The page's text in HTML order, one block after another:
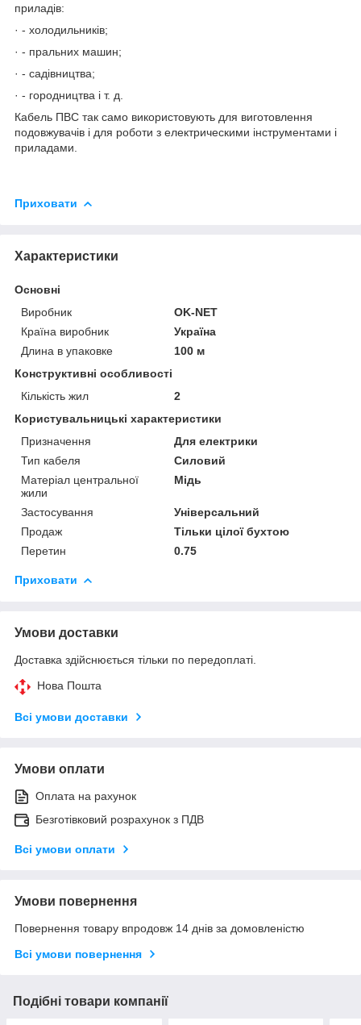
приладів:
· - холодильників;
· - пральних машин;
· - садівництва;
· - городництва і т. д.
Кабель ПВС так само використовують для виготовлення
подовжувачів і для роботи з електрическими інструментами і
приладами.
Приховати
Характеристики
Основні
Виробник
OK-NET
Країна виробник
Україна
Длина в упаковке
100 м
Конструктивні особливості
Кількість жил
2
Користувальницькі характеристики
Призначення
Для електрики
Тип кабеля
Силовий
Матеріал центральної
жили
Мідь
Застосування
Універсальний
Продаж
Тільки цілої бухтою
Перетин
0.75
Приховати
Умови доставки
Доставка здійснюється тільки по передоплаті.
Нова Пошта
Всі умови доставки
Умови оплати
Оплата на рахунок
Безготівковий розрахунок з ПДВ
Всі умови оплати
Умови повернення
Повернення товару впродовж 14 днів за домовленістю
Всі умови повернення
Подібні товари компанії